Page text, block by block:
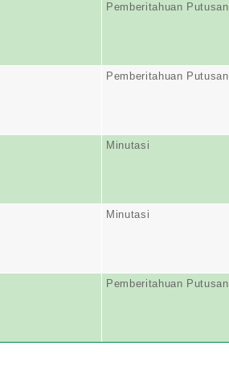
Pemberitahuan Putusan
Pemberitahuan Putusan
Minutasi
Minutasi
Pemberitahuan Putusan